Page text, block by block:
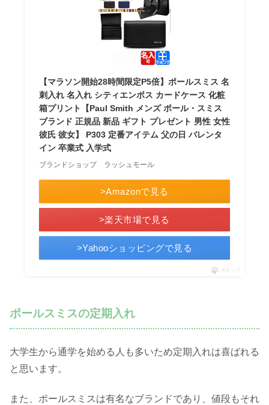
【マラソン開始28時間限定P5倍】ポールスミス 名
刺入れ 名入れ シティエンボス カードケース 化粧
箱プリント【Paul Smith メンズ ポール・スミス
ブランド 正規品 新品 ギフト プレゼント 男性 女性
彼氏 彼女】 P303 定番アイテム 父の日 バレンタ
イン 卒業式 入学式
ブランドショップ ラッシュモール
>Amazonで見る
>楽天市場で見る
>Yahooショッピングで見る
ポチップ
ポールスミスの定期入れ
大学生から通学を始める人も多いため定期入れは喜ばれる
と思います。
また、ポールスミスは有名なブランドであり、値段もそれ